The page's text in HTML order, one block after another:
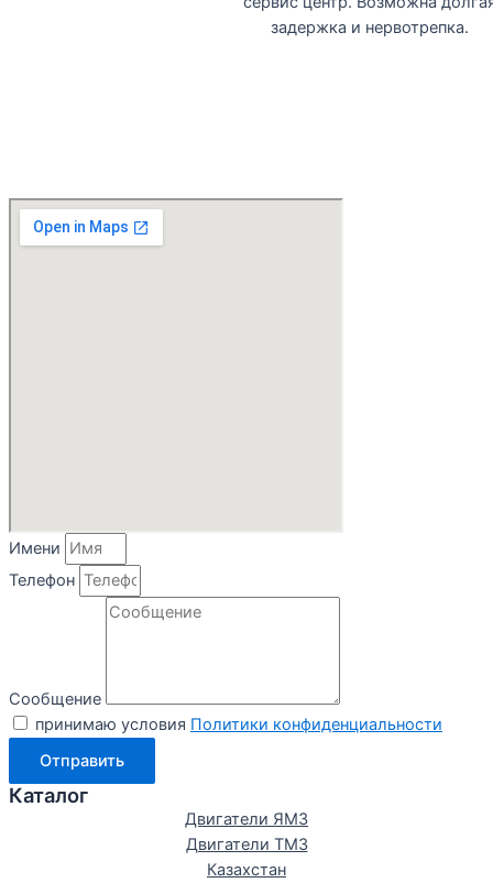
задержка и нервотрепка.
Имени
Телефон
Сообщение
принимаю условия Политики конфиденциальности
Отправить
Каталог
Двигатели ЯМЗ
Двигатели ТМЗ
Казахстан